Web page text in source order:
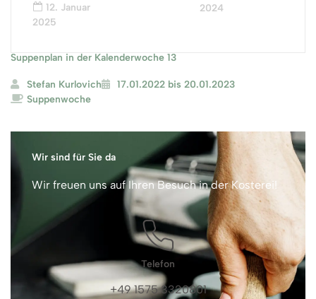
12. Januar
2025
2024
Suppenplan in der Kalenderwoche 13
Stefan Kurlovich
17.01.2022 bis 20.01.2023
Suppenwoche
Wir sind für Sie da
Wir freuen uns auf Ihren Besuch in der Kosterei!
Telefon
+49 1575 3320801